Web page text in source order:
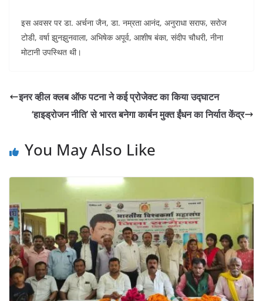
इस अवसर पर डा. अर्चना जैन, डा. नम्रता आनंद, अनुराधा सराफ, सरोज
टोडी, वर्षा झुनझुनवाला, अभिषेक अपूर्व, आशीष बंका, संदीप चौधरी, नीना
मोटानी उपस्थित थी।
इनर व्हील क्लब ऑफ पटना ने कई प्रोजेक्ट का किया उद्घाटन
‘हाइड्रोजन नीति’ से भारत बनेगा कार्बन मुक्त ईंधन का निर्यात केंद्र
You May Also Like